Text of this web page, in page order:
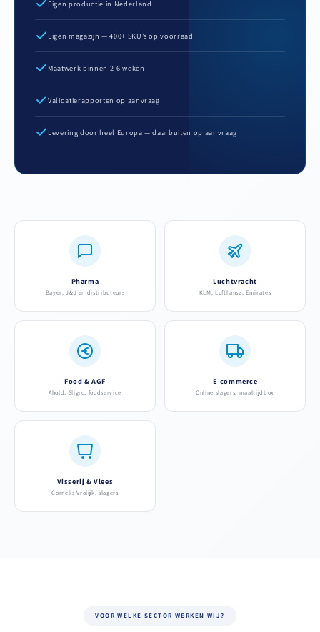
Eigen productie in Nederland
Eigen magazijn — 400+ SKU's op voorraad
Maatwerk binnen 2-6 weken
Validatierapporten op aanvraag
Levering door heel Europa — daarbuiten op aanvraag
Pharma
Bayer, J&J en distributeurs
Luchtvracht
KLM, Lufthansa, Emirates
Food & AGF
Ahold, Sligro, foodservice
E-commerce
Online slagers, maaltijdbox
Visserij & Vlees
Cornelis Vrolijk, slagers
VOOR WELKE SECTOR WERKEN WIJ?